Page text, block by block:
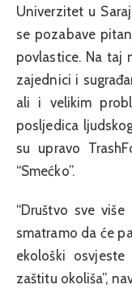
Univerzitet u
se pozabave
povlastice. Na taj
zajednici i
ali i velikim
posljedica
su upravo
“Smećko”.
“Društvo sve
smatramo da će
ekološki
zaštitu okoliša”,